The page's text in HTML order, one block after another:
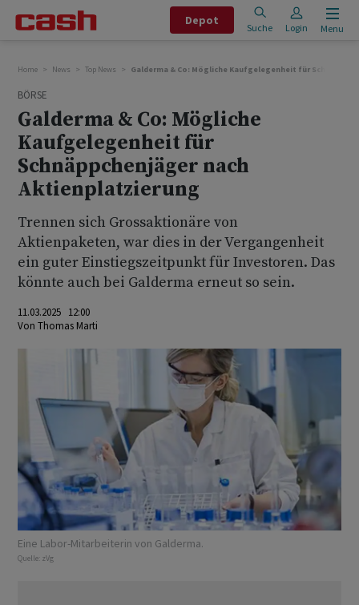
Depot
Suche Login Menu
Home News Top News Galderma & Co: Mögliche Kaufgelegenheit für
BÖRSE
Galderma & Co: Mögliche
Kaufgelegenheit für
Schnäppchenjäger nach
Aktienplatzierung
Trennen sich Grossaktionäre von
Aktienpaketen, war dies in der Vergangenheit
ein guter Einstiegszeitpunkt für Investoren. Das
könnte auch bei Galderma erneut so sein.
11.03.2025 12:00
Von Thomas Marti
Eine Labor-Mitarbeiterin von Galderma.
Quelle: zVg